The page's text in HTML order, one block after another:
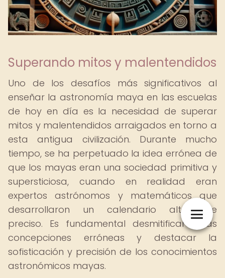
Superando mitos y malentendidos
Uno de los desafíos más significativos al
enseñar la astronomía maya en las escuelas
de hoy en día es la necesidad de superar
mitos y malentendidos arraigados en torno a
esta antigua civilización. Durante mucho
tiempo, se ha perpetuado la idea errónea de
que los mayas eran una sociedad primitiva y
supersticiosa, cuando en realidad eran
expertos astrónomos y matemáticos que
desarrollaron un calendario altamente
preciso. Es fundamental desmitificar estas
concepciones erróneas y destacar la
sofisticación y precisión de los conocimientos
astronómicos mayas.